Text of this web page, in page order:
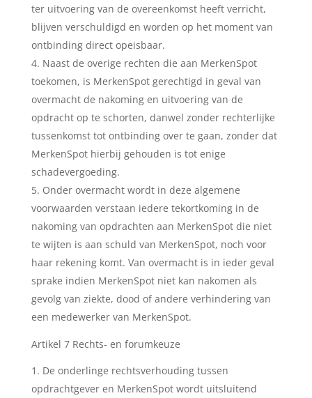
ter uitvoering van de overeenkomst heeft verricht,
blijven verschuldigd en worden op het moment van
ontbinding direct opeisbaar.
Naast de overige rechten die aan MerkenSpot
toekomen, is MerkenSpot gerechtigd in geval van
overmacht de nakoming en uitvoering van de
opdracht op te schorten, danwel zonder rechterlijke
tussenkomst tot ontbinding over te gaan, zonder dat
MerkenSpot hierbij gehouden is tot enige
schadevergoeding.
Onder overmacht wordt in deze algemene
voorwaarden verstaan iedere tekortkoming in de
nakoming van opdrachten aan MerkenSpot die niet
te wijten is aan schuld van MerkenSpot, noch voor
haar rekening komt. Van overmacht is in ieder geval
sprake indien MerkenSpot niet kan nakomen als
gevolg van ziekte, dood of andere verhindering van
een medewerker van MerkenSpot.
Artikel 7 Rechts- en forumkeuze
De onderlinge rechtsverhouding tussen
opdrachtgever en MerkenSpot wordt uitsluitend